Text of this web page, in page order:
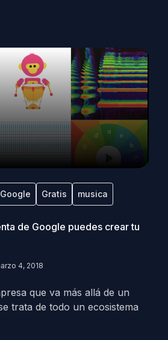
Google Gratis musica
de Google puedes crear tu
4, 2018
que va más allá de un
trata de todo un ecosistema